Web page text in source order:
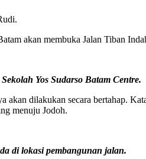
akan membuka Jalan Tiban
Yos Sudarso Batam Centre.
dilakukan secara bertahap.
menuju Jodoh.
di lokasi pembangunan jalan.